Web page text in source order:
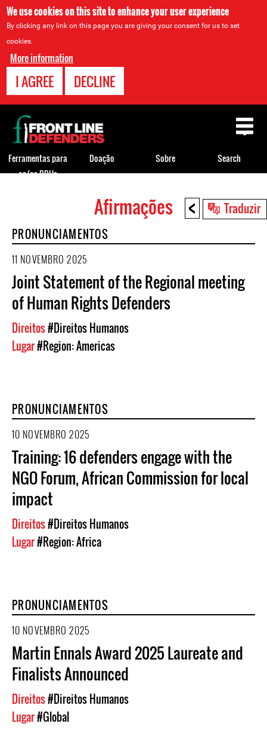
We use cookies on this site to enhance your user experience
By clicking any link on this page you are giving your consent for us to set
cookies.
More information
I AGREE DECLINE
< Traduzir
top
Afirmações
PRONUNCIAMENTOS
11 NOVEMBRO 2025
Joint Statement of the Regional meeting
of Human Rights Defenders
Direitos#Direitos Humanos
Lugar#Region: Americas
PRONUNCIAMENTOS
10 NOVEMBRO 2025
Training: 16 defenders engage with the
NGO Forum, African Commission for local
impact
Direitos#Direitos Humanos
Lugar#Region: Africa
PRONUNCIAMENTOS
10 NOVEMBRO 2025
Martin Ennals Award 2025 Laureate and
Finalists Announced
Direitos#Direitos Humanos
Lugar#Global
Back
to
top
Ferramentas para
os/as DDHs
Doação Sobre Search